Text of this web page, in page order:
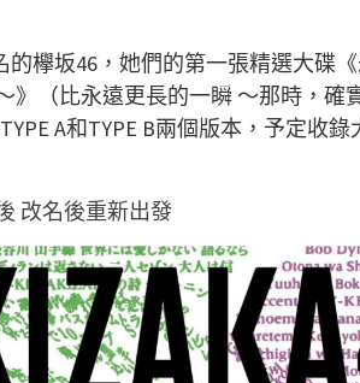
欅坂46，她們的第一張精選大碟
》（比永遠更長的一瞬 〜那時，確
A和TYPE B兩個版本，予定收錄
改名後重新出發